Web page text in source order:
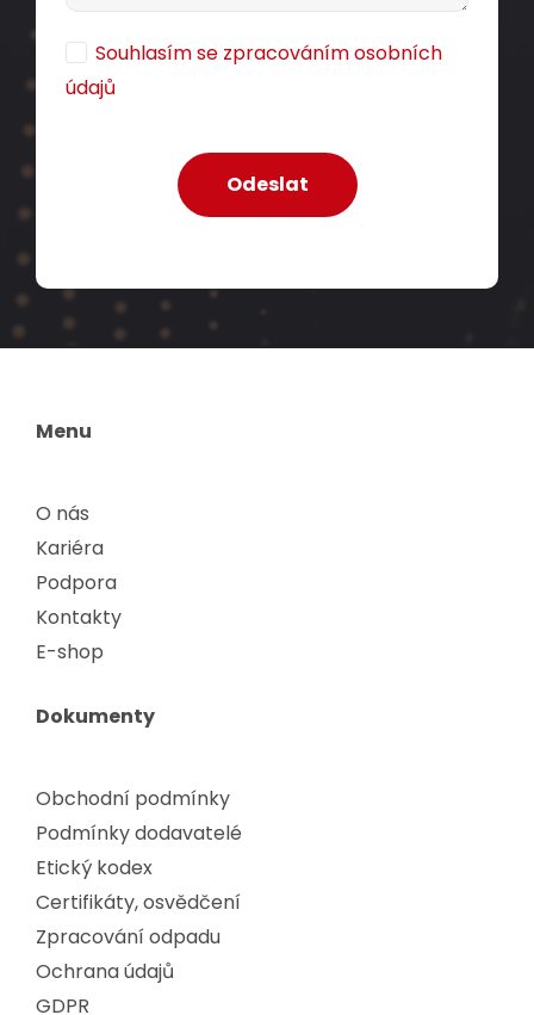
Souhlasím se zpracováním osobních
údajů
Menu
O nás
Kariéra
Podpora
Kontakty
E-shop
Dokumenty
Obchodní podmínky
Podmínky dodavatelé
Etický kodex
Certifikáty, osvědčení
Zpracování odpadu
Ochrana údajů
GDPR